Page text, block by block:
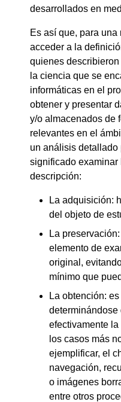
desarrollados en
Es así que, para
acceder a la
quienes
la ciencia que se
informáticas en el
obtener y presentar
y/o almacenados de
relevantes en el
un análisis detallado
significado examinar
descripción:
La adquisición:
del objeto de
La
elemento de
original,
mínimo que
La obtención:
determinándose
efectivamente
los casos más
ejemplificar, el
navegación,
o imágenes
entre otros